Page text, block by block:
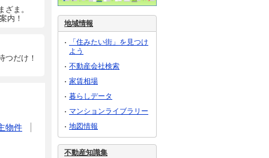
ま。
内！
つだけ！
物件
地域情報
「住みたい街」を見つけ
よう
不動産会社検索
家賃相場
暮らしデータ
マンションライブラリー
地図情報
不動産知識集